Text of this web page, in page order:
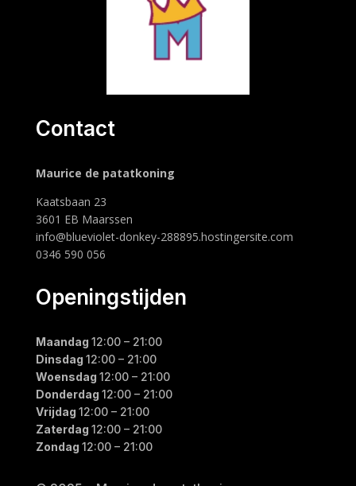
Contact
Maurice de patatkoning
Kaatsbaan 23
3601 EB Maarssen
info@blueviolet-donkey-288895.hostingersite.com
0346 590 056
Openingstijden
Maandag 12:00 – 21:00
Dinsdag 12:00 – 21:00
Woensdag 12:00 – 21:00
Donderdag 12:00 – 21:00
Vrijdag 12:00 – 21:00
Zaterdag 12:00 – 21:00
Zondag 12:00 – 21:00